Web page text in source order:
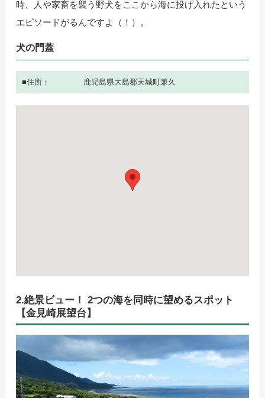
時、人や家畜を襲う野犬をここから海に投げ入れたという
エピソードがるんですよ（！）。
犬の門蓋
住所 鹿児島県大島郡天城町兼久
2.絶景ビュー！ 2つの海を同時に望めるスポット
【金見崎展望台】